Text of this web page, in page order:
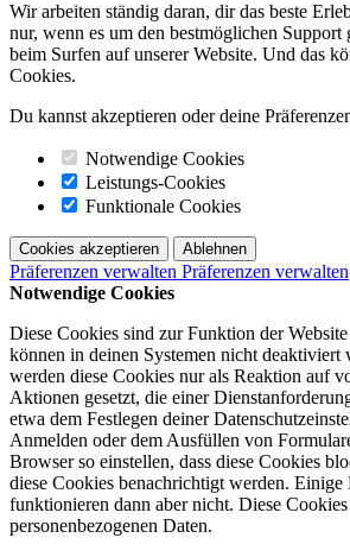
Wir arbeiten ständig daran, dir das beste
nur, wenn es um den bestmöglichen Support
beim Surfen auf unserer Website. Und das
Cookies.
Du kannst akzeptieren oder deine
Notwendige Cookies
Leistungs-Cookies
Funktionale Cookies
Cookies akzeptieren Ablehnen
Präferenzen verwalten Präferenzen verwalten
Notwendige Cookies
Diese Cookies sind zur Funktion der
können in deinen Systemen nicht deaktiviert
werden diese Cookies nur als Reaktion auf
Aktionen gesetzt, die einer
etwa dem Festlegen deiner
Anmelden oder dem Ausfüllen von
Browser so einstellen, dass diese Cookies
diese Cookies benachrichtigt werden. Einige
funktionieren dann aber nicht. Diese
personenbezogenen Daten.